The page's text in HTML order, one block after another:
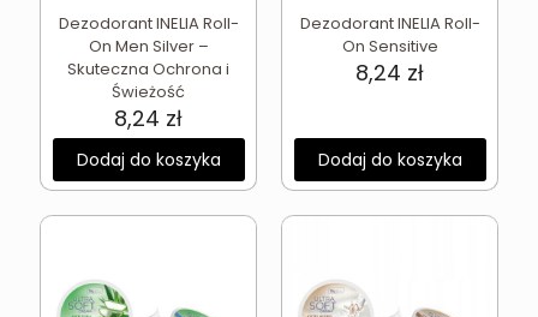
Dezodorant INELIA Roll-
On Men Silver –
Skuteczna Ochrona i
Świeżość
8,24 zł
Dodaj do koszyka
Dezodorant INELIA Roll-
On Sensitive
8,24 zł
Dodaj do koszyka